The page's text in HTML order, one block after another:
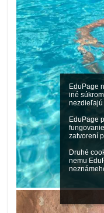
EduPage
iné
nezdieľajú
EduPage
zatvorení
Druhé
nemu